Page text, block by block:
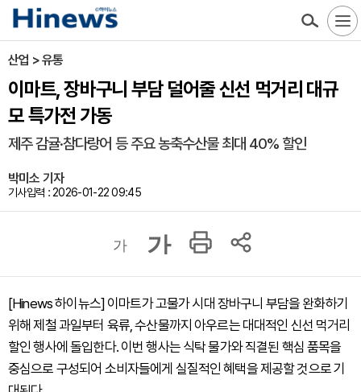
산업 > 유통
이마트, 장바구니 부담 덜어줄 신선 먹거리 대규
모 특가전 가동
제주 감귤·참다랑어 등 주요 농축수산물 최대 40% 할인
박미소 기자
기사입력 : 2026-01-22 09:45
가 가
[Hinews 하이뉴스] 이마트가 고물가 시대 장바구니 부담을 완화하기
위해 제철 과일부터 육류, 수산물까지 아우르는 대대적인 신선 먹거리
할인 행사에 돌입한다. 이번 행사는 식탁 물가와 직결된 핵심 품목을
중심으로 구성되어 소비자들에게 실질적인 혜택을 제공할 것으로 기